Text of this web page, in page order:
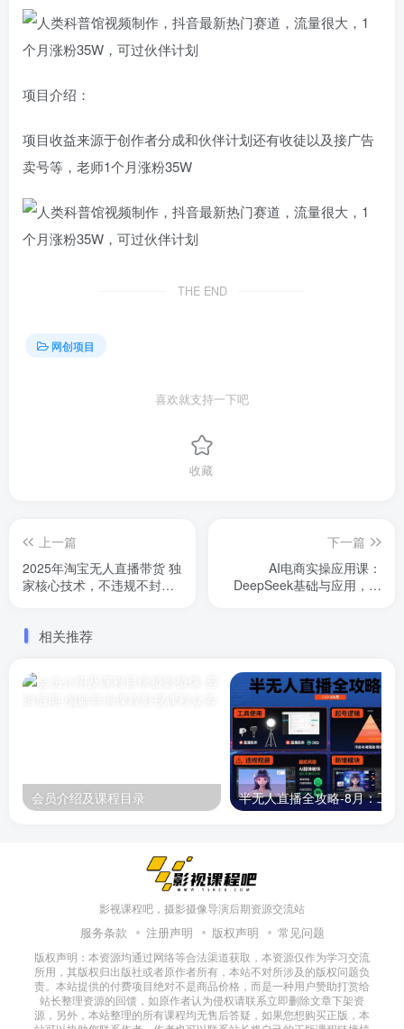
项目介绍：
项目收益来源于创作者分成和伙伴计划还有收徒以及接广告
卖号等，老师1个月涨粉35W
THE END
网创项目
喜欢就支持一下吧
收藏
上一篇
2025年淘宝无人直播带货 独
家核心技术，不违规不封
下一篇
AI电商实操应用课：
DeepSeek基础与应用，从
相关推荐
会员介绍及课程目录
影视课程吧，摄影摄像导演后期资源交流站
服务条款 注册声明 版权声明 常见问题
版权声明：本资源均通过网络等合法渠道获取，本资源仅作为学习交流
所用，其版权归出版社或者原作者所有，本站不对所涉及的版权问题负
责。本站提供的付费项目绝对不是商品价格，而是一种用户赞助打赏给
站长整理资源的回馈，如原作者认为侵权请联系立即删除文章下架资
源，另外，本站整理的所有课程均无售后答疑，如果您想购买正版，本